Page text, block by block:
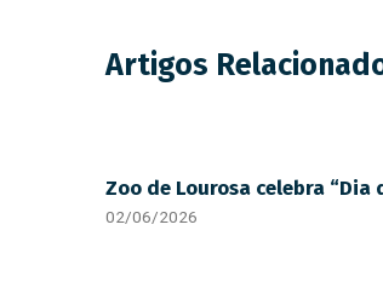
Artigos
Zoo de Lourosa celebra
02/06/2026